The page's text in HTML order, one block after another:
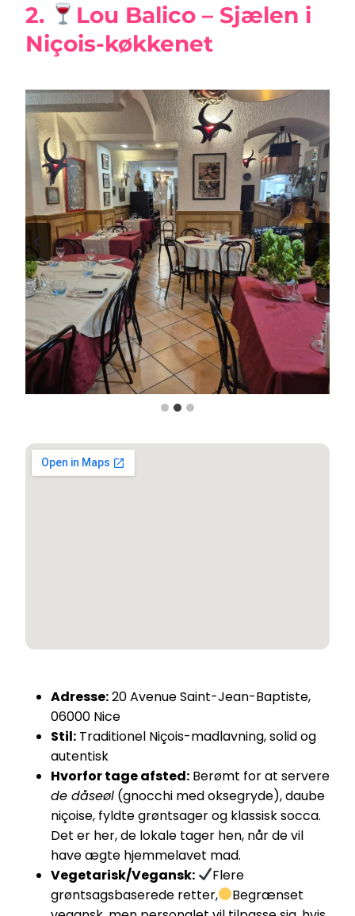
2.
Lou Balico – Sjælen i
Niçois-køkkenet
Adresse:20 Avenue Saint-Jean-Baptiste,
06000 Nice
Stil: Traditionel Niçois-madlavning, solid og
autentisk
Hvorfor tage afsted: Berømt for at servere
de dåseøl (gnocchi med oksegryde), daube
niçoise, fyldte grøntsager og klassisk socca.
Det er her, de lokale tager hen, når de vil
have ægte hjemmelavet mad.
Vegetarisk/Vegansk:
Flere
grøntsagsbaserede retter,
Begrænset